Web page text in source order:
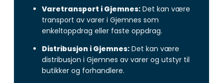
Varetransport i Gjemnes: Det kan være
transport av varer i Gjemnes som
enkeltoppdrag eller faste oppdrag.
Distribusjon i Gjemnes: Det kan være
distribusjon i Gjemnes av varer og utstyr til
butikker og forhandlere.